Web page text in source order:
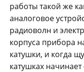
работы такой же
аналоговое
радиоволн и
корпуса прибора
катушки, и когда
катушках